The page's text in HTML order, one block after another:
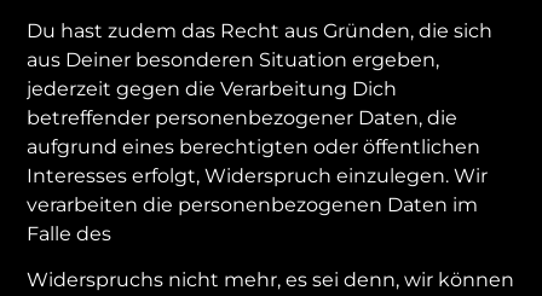
Du hast zudem das Recht aus Gründen, die sich
aus Deiner besonderen Situation ergeben,
jederzeit gegen die Verarbeitung Dich
betreffender personenbezogener Daten, die
aufgrund eines berechtigten oder öffentlichen
Interesses erfolgt, Widerspruch einzulegen. Wir
verarbeiten die personenbezogenen Daten im
Falle des
Widerspruchs nicht mehr, es sei denn, wir können